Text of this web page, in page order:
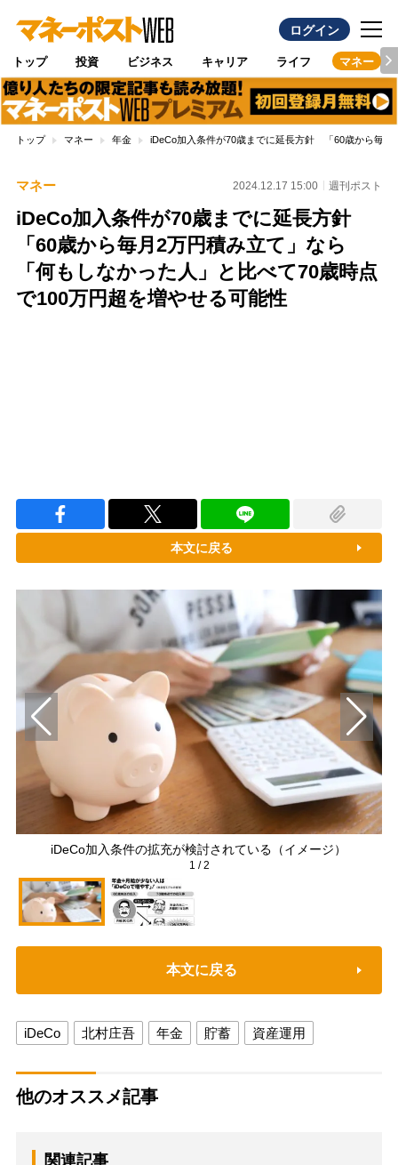
ログイン
トップ 投資 ビジネス キャリア ライフ マネー
トップ マネー 年金 iDeCo加入条件が70歳までに延長方針 「60歳から毎月
マネー 2024.12.17 15:00 週刊ポスト
iDeCo加入条件が70歳までに延長方針
「60歳から毎月2万円積み立て」なら
「何もしなかった人」と比べて70歳時点
で100万円超を増やせる可能性
本文に戻る
iDeCo加入条件の拡充が検討されている（イメージ）
1 /2
本文に戻る
iDeCo 北村庄吾 年金 貯蓄 資産運用
他のオススメ記事
関連記事